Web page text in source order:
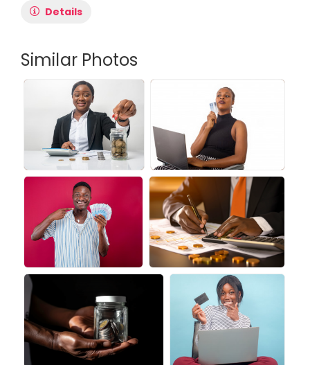
Details
Similar Photos